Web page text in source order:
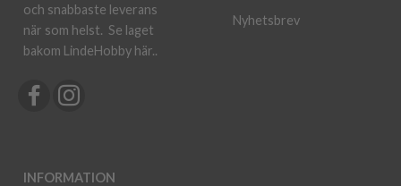
och snabbaste leverans
när som helst. Se laget
bakom LindeHobby här..
INFORMATION
Nyhetsbrev